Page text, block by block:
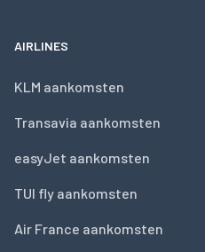
AIRLINES
KLM aankomsten
Transavia aankomsten
easyJet aankomsten
TUI fly aankomsten
Air France aankomsten